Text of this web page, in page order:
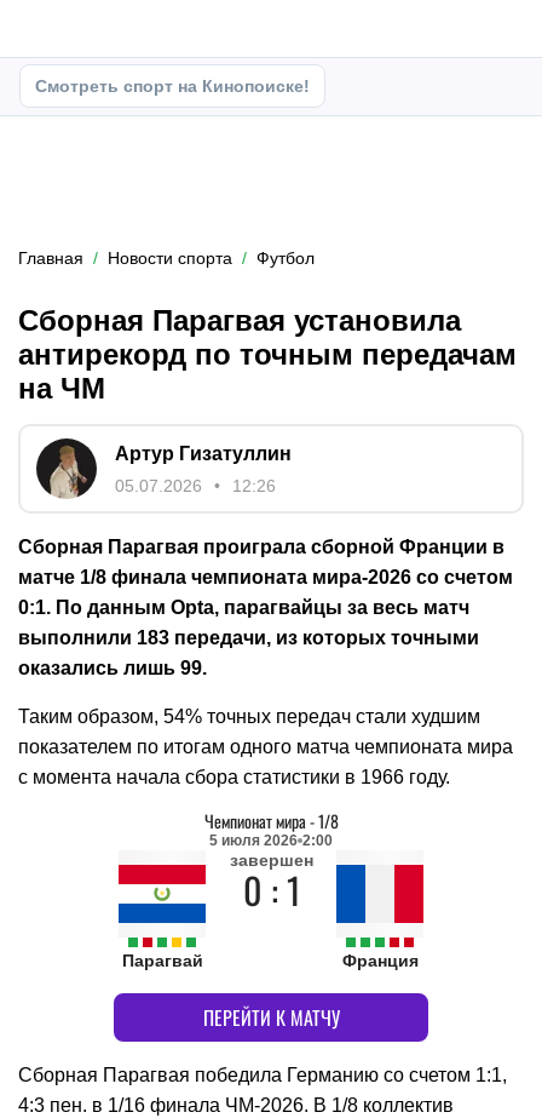
Смотреть спорт на Кинопоиске!
Главная Новости спорта Футбол
Сборная Парагвая установила
антирекорд по точным передачам
на ЧМ
Артур Гизатуллин
05.07.2026 12:26
Сборная Парагвая проиграла сборной Франции в
матче 1/8 финала чемпионата мира-2026 со счетом
0:1. По данным Opta, парагвайцы за весь матч
выполнили 183 передачи, из которых точными
оказались лишь 99.
Таким образом, 54% точных передач стали худшим
показателем по итогам одного матча чемпионата мира
с момента начала сбора статистики в 1966 году.
Чемпионат мира-1/8
5 июля 2026 2:00
Парагвай
завершен
0 : 1
Франция
ПЕРЕЙТИ К МАТЧУ
Сборная Парагвая победила Германию со счетом 1:1,
4:3 пен. в 1/16 финала ЧМ-2026. В 1/8 коллектив